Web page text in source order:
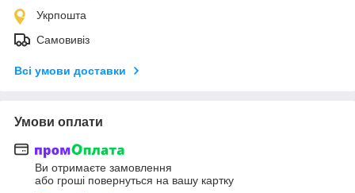
Укрпошта
Самовивіз
Всі умови доставки
Умови оплати
Ви отримаєте замовлення
або гроші повернуться на вашу картку